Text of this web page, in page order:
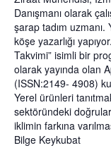
Danışmanı olarak
şarap tadım
köşe yazarlığı
Takvimi” isimli bir
olarak yayında olan
(ISSN:2149- 4908)
Yerel ürünleri
sektöründeki
iklimin farkına
Bilge Keykubat